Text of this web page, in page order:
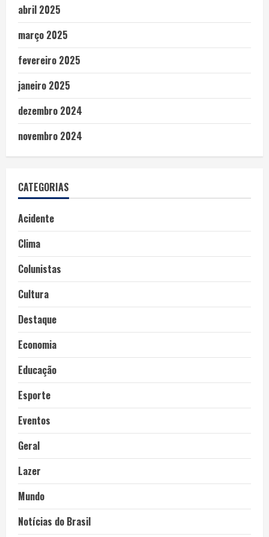
abril 2025
março 2025
fevereiro 2025
janeiro 2025
dezembro 2024
novembro 2024
CATEGORIAS
Acidente
Clima
Colunistas
Cultura
Destaque
Economia
Educação
Esporte
Eventos
Geral
Lazer
Mundo
Notícias do Brasil